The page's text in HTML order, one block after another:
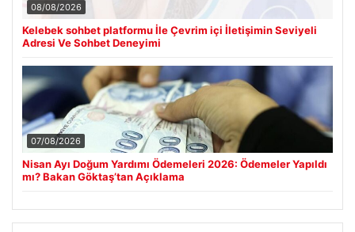
08/08/2026
Kelebek sohbet platformu İle Çevrim içi İletişimin Seviyeli
Adresi Ve Sohbet Deneyimi
07/08/2026
Nisan Ayı Doğum Yardımı Ödemeleri 2026: Ödemeler Yapıldı
mı? Bakan Göktaş’tan Açıklama